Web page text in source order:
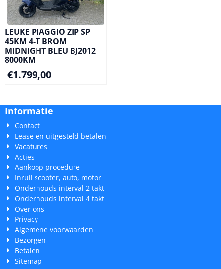
LEUKE PIAGGIO ZIP SP
45KM 4-T BROM
MIDNIGHT BLEU BJ2012
8000KM
€1.799,00
Informatie
Contact
Lease en uitgesteld betalen
Vacatures
Acties
Aankoop procedure
Inruil scooter, auto, motor
Onderhouds interval 2 takt
Onderhouds interval 4 takt
Over ons
Privacy
Algemene voorwaarden
Bezorgen
Betalen
Sitemap